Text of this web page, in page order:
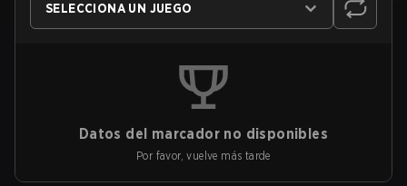
SELECCIONA UN JUEGO
Datos del marcador no disponibles
Por favor, vuelve más tarde